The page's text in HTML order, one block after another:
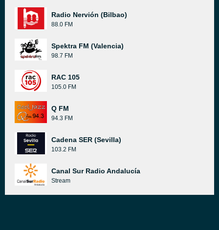
Radio Nervión (Bilbao)
88.0 FM
Spektra FM (Valencia)
98.7 FM
RAC 105
105.0 FM
Q FM
94.3 FM
Cadena SER (Sevilla)
103.2 FM
Canal Sur Radio Andalucía
Stream